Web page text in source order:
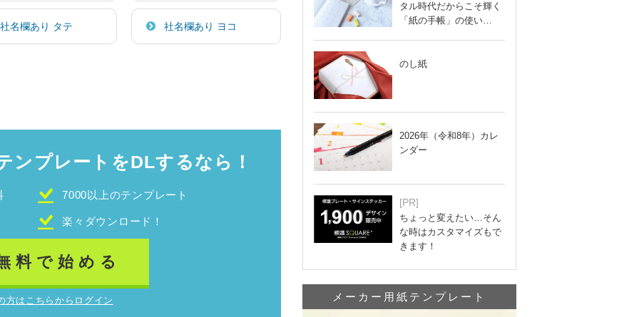
社名欄あり タテ 社名欄あり ヨコ
ンプレートをDLするなら！
7000以上のテンプレート
楽々ダウンロード！
料で始める
方はこちらからログイン
タル時代だからこそ輝く
「紙の手帳」の使い…
のし紙
2026年（令和8年）カレ
ンダー
[PR]
ちょっと変えたい…そん
な時はカスタマイズもで
きます！
メーカー用紙テンプレート